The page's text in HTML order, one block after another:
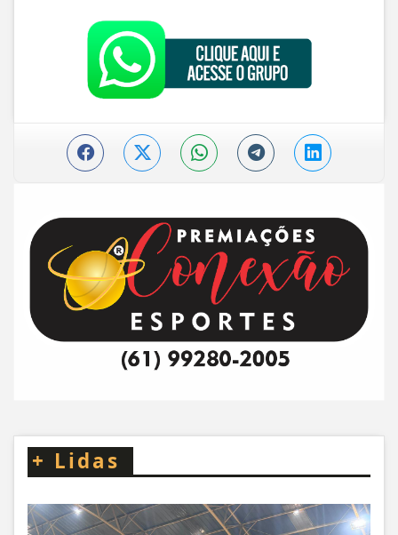
+ Lidas